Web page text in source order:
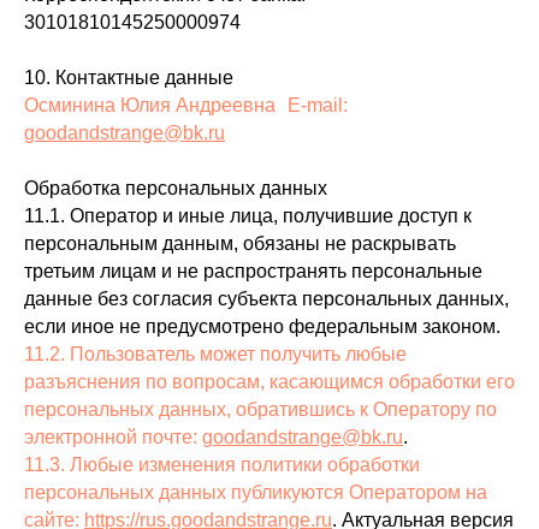
30101810145250000974
10. Контактные данные
Осминина Юлия Андреевна E‑mail:
goodandstrange@bk.ru
Обработка персональных данных
11.1. Оператор и иные лица, получившие доступ к
персональным данным, обязаны не раскрывать
третьим лицам и не распространять персональные
данные без согласия субъекта персональных данных,
если иное не предусмотрено федеральным законом.
11.2. Пользователь может получить любые
разъяснения по вопросам, касающимся обработки его
персональных данных, обратившись к Оператору по
электронной почте: goodandstrange@bk.ru.
11.3. Любые изменения политики обработки
персональных данных публикуются Оператором на
сайте: https://rus.goodandstrange.ru. Актуальная версия